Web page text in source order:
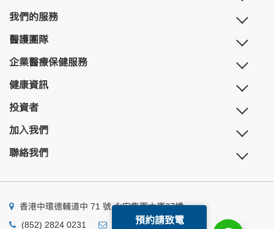
預約請致電
我們的服務
醫護團隊
企業醫療保健服務
健康資訊
投資者
加入我們
聯絡我們
香港中環德輔道中 71 號 永安集團大廈27樓
(852) 2824 0231
business@ump.com.hk